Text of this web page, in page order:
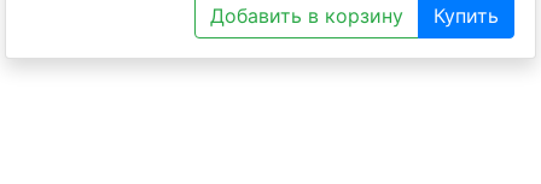
Добавить в корзину Купить